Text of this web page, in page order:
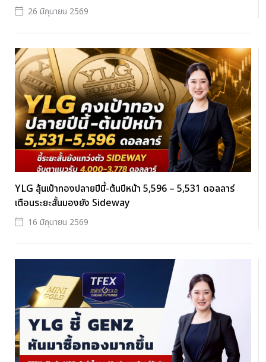
26 มิถุนายน 2569
YLG ลุ้นเป้าทองปลายปีนี้-ต้นปีหน้า 5,596 – 5,531 ดอลลาร์
เตือนระยะสั้นมองยัง Sideway
16 มิถุนายน 2569